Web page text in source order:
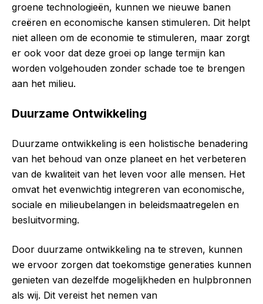
groene technologieën, kunnen we nieuwe banen
creëren en economische kansen stimuleren. Dit helpt
niet alleen om de economie te stimuleren, maar zorgt
er ook voor dat deze groei op lange termijn kan
worden volgehouden zonder schade toe te brengen
aan het milieu.
Duurzame Ontwikkeling
Duurzame ontwikkeling is een holistische benadering
van het behoud van onze planeet en het verbeteren
van de kwaliteit van het leven voor alle mensen. Het
omvat het evenwichtig integreren van economische,
sociale en milieubelangen in beleidsmaatregelen en
besluitvorming.
Door duurzame ontwikkeling na te streven, kunnen
we ervoor zorgen dat toekomstige generaties kunnen
genieten van dezelfde mogelijkheden en hulpbronnen
als wij. Dit vereist het nemen van